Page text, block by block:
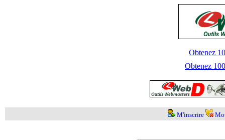
Obtenez
Obtenez
M'inscrire